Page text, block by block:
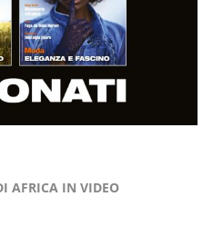
AFRICA IN VIDEO